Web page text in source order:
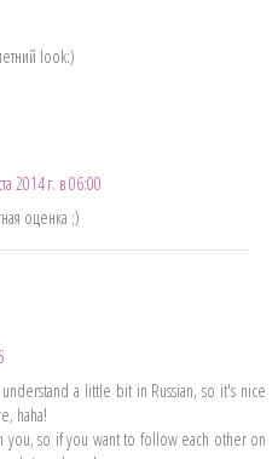
look:)
2014 г. в 06:00
оценка ;)
a little bit in Russian, so it's nice
haha!
you, so if you want to follow each other on